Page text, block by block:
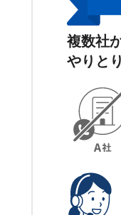
複数社
やりと